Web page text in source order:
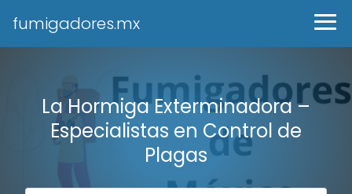
fumigadores.mx
La Hormiga Exterminadora –
Especialistas en Control de
Plagas